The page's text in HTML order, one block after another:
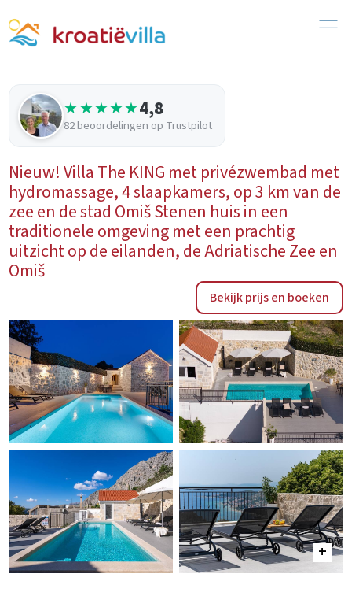
★★★★★4,8
82 beoordelingen op Trustpilot
Nieuw! Villa The KING met privézwembad met
hydromassage, 4 slaapkamers, op 3 km van de
zee en de stad Omiš Stenen huis in een
traditionele omgeving met een prachtig
uitzicht op de eilanden, de Adriatische Zee en
Omiš
Bekijk prijs en boeken